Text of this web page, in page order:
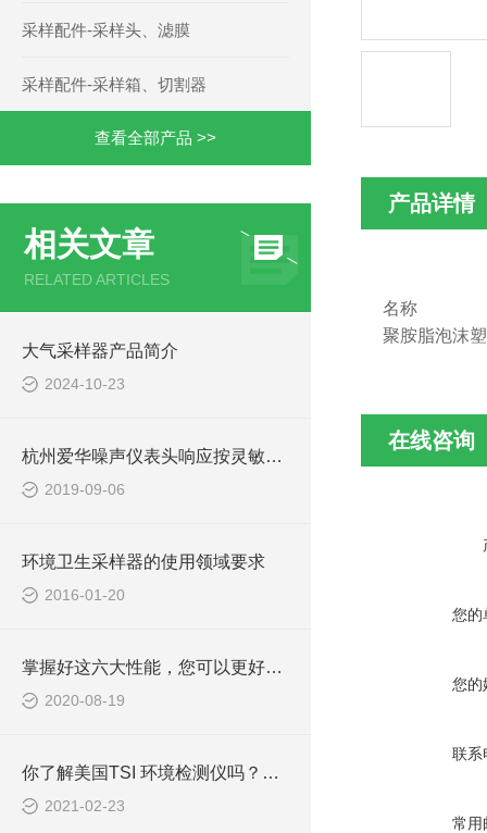
采样配件-采样头、滤膜
采样配件-采样箱、切割器
查看全部产品 >>
相关文章
RELATED ARTICLES
大气采样器产品简介
2024-10-23
杭州爱华噪声仪表头响应按灵敏度可分为四种
2019-09-06
环境卫生采样器的使用领域要求
2016-01-20
掌握好这六大性能，您可以更好的使用电磁辐射分析仪
2020-08-19
你了解美国TSI 环境检测仪吗？知道它的发展趋势吗？
2021-02-23
产品详情
名称
聚胺脂泡沫
在线咨询
您的
您的
联系
常用